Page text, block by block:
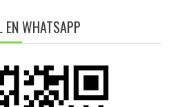
EN WHATSAPP